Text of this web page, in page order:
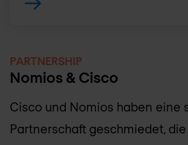
PARTNERSHIP
Nomios & Cisco
Cisco und Nomios haben eine
Partnerschaft geschmiedet,